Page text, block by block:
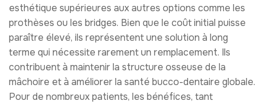
esthétique supérieures aux autres options comme les
prothèses ou les bridges. Bien que le coût initial puisse
paraître élevé, ils représentent une solution à long
terme qui nécessite rarement un remplacement. Ils
contribuent à maintenir la structure osseuse de la
mâchoire et à améliorer la santé bucco-dentaire globale.
Pour de nombreux patients, les bénéfices, tant